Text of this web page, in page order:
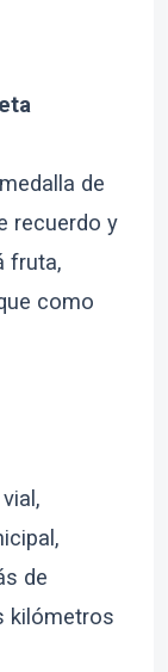
de
recuerdo y
fruta,
como
de
kilómetros